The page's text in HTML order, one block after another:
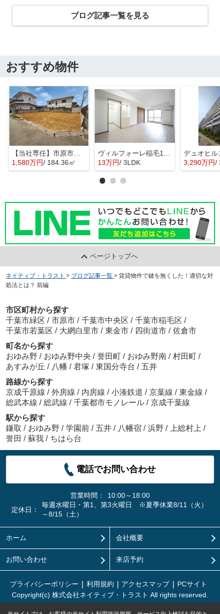
ブログ記事一覧を見る
おすすめ物件
【当社専任】市原市辰巳台東4丁目 売り土地
1,580万円/ 184.36㎡
13万円/ 3LDK 3,290万円/
ページトップへ
ネイティブ・トラスト > ブログ記事一覧 > 賃貸物件で鍵を無くした！適切な対
処法とは？ 前編
市区町村から探す
千葉市緑区 / 市原市 / 千葉市中央区 / 千葉市稲毛区 /
千葉市若葉区 / 大網白里市 / 東金市 / 四街道市 / 佐倉市
町名から探す
おゆみ野 / おゆみ野中央 / 誉田町 / おゆみ野南 / 村田町 /
あすみが丘 / 八幡 / 君塚 / 東国分寺台 / 五井
路線から探す
京成千原線 / 外房線 / 内房線 / 小湊鉄道 / 京葉線 / 東金線 /
総武本線 / 総武線 / 千葉都市モノレール / 京成千葉線
駅から探す
鎌取 / おゆみ野 / 学園前 / 五井 / 八幡宿 / 浜野 / 上総村上 /
誉田 / 蘇我 / ちはら台
電話でお問い合わせ
営業時間：
10:00～18:00
定休日：
毎週水曜日・第1、第3火曜日 ※夏季休業8/11（火）
～8/15（土）
ホーム 会社概要
お問い合わせ 来店予約
プライバシーポリシー 利用規約 アクセスマップ
PCサイト
Copyright(c) 株式会社ネイティブ・トラスト All rights reserved.